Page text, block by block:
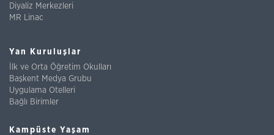
Diyaliz Merkezleri
MR Linac
Yan Kuruluşlar
İlk ve Orta Öğretim Okulları
Başkent Medya Grubu
Uygulama Otelleri
Bağlı Birimler
Kampüste Yaşam